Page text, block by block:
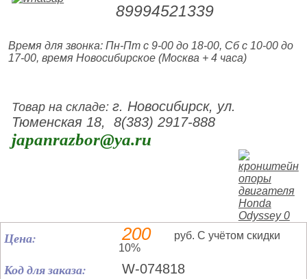
89994521339
Время для звонка: Пн-Пт с 9-00 до 18-00, Сб с 10-00 до
17-00, время Новосибирское (Москва + 4 часа)
Товар на складе:г. Новосибирск, ул.
Тюменская 18, 8(383) 2917-888
japanrazbor@ya.ru
Цена: 200
руб. С учётом скидки
10%
Код для заказа: W-074818